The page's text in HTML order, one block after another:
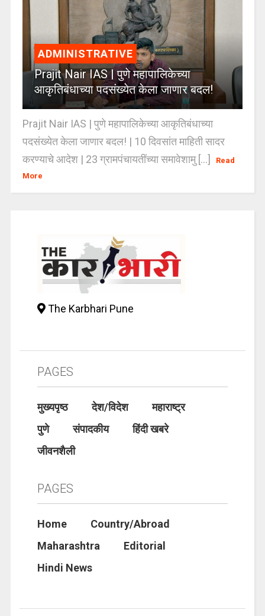
ADMINISTRATIVE
Prajit Nair IAS | पुणे महापालिकेच्या
आकृतिबंधाच्या पदसंख्येत केला जाणार बदल!
Prajit Nair IAS | पुणे महापालिकेच्या आकृतिबंधाच्या
पदसंख्येत केला जाणार बदल! | 10 दिवसांत माहिती सादर
करण्याचे आदेश | 23 ग्रामपंचायतींच्या समावेशामु [...]
Read
More
The Karbhari Pune
PAGES
मुख्यपृष्ठ देश/विदेश
महाराष्ट्र
पुणे
संपादकीय
हिंदी खबरे
जीवनशैली
PAGES
Home
Country/Abroad
Maharashtra
Editorial
Hindi News